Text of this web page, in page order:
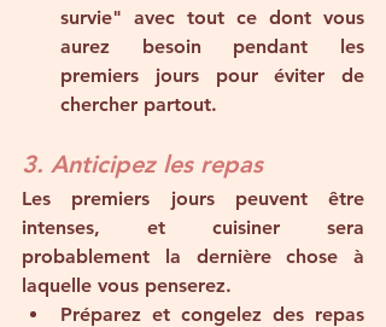
survie" avec tout ce dont vous
aurez besoin pendant les
premiers jours pour éviter de
chercher partout.
3. Anticipez les repas
Les premiers jours peuvent être
intenses, et cuisiner sera
probablement la dernière chose à
laquelle vous penserez.
Préparez et congelez des repas